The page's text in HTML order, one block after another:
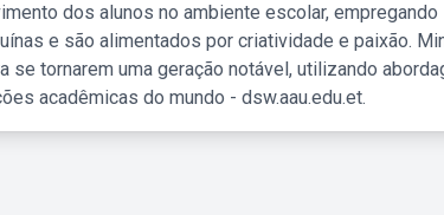
dos alunos no ambiente escolar, empregando
e são alimentados por criatividade e paixão.
tornarem uma geração notável, utilizando
acadêmicas do mundo - dsw.aau.edu.et.